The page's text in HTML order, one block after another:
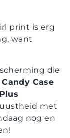
print is erg
want
die
Candy Case
met
nog en